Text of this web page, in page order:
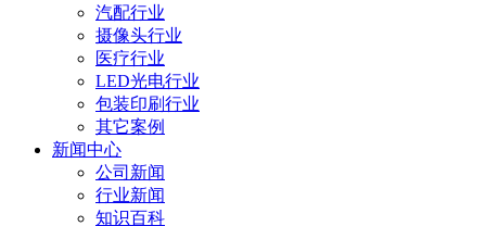
汽配行业
摄像头行业
医疗行业
LED光电行业
包装印刷行业
其它案例
新闻中心
公司新闻
行业新闻
知识百科